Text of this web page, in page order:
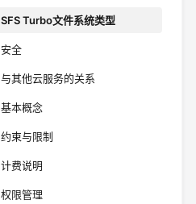
SFS Turbo文件系统类型
安全
与其他云服务的关系
基本概念
约束与限制
计费说明
权限管理